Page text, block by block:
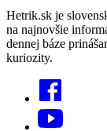
Hetrik.sk je
na najnovšie
dennej báze
kuriozity.